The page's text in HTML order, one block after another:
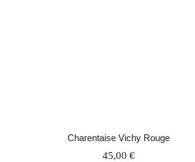
Charentaise Vichy Rouge
45,00 €